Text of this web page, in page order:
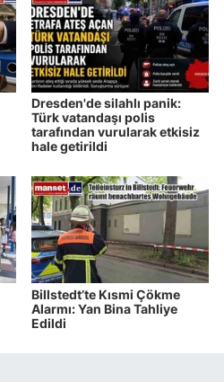
Dresden'de silahlı panik:
Türk vatandaşı polis
tarafından vurularak etkisiz
hale getirildi
Billstedt’te Kısmi Çökme
Alarmı: Yan Bina Tahliye
Edildi